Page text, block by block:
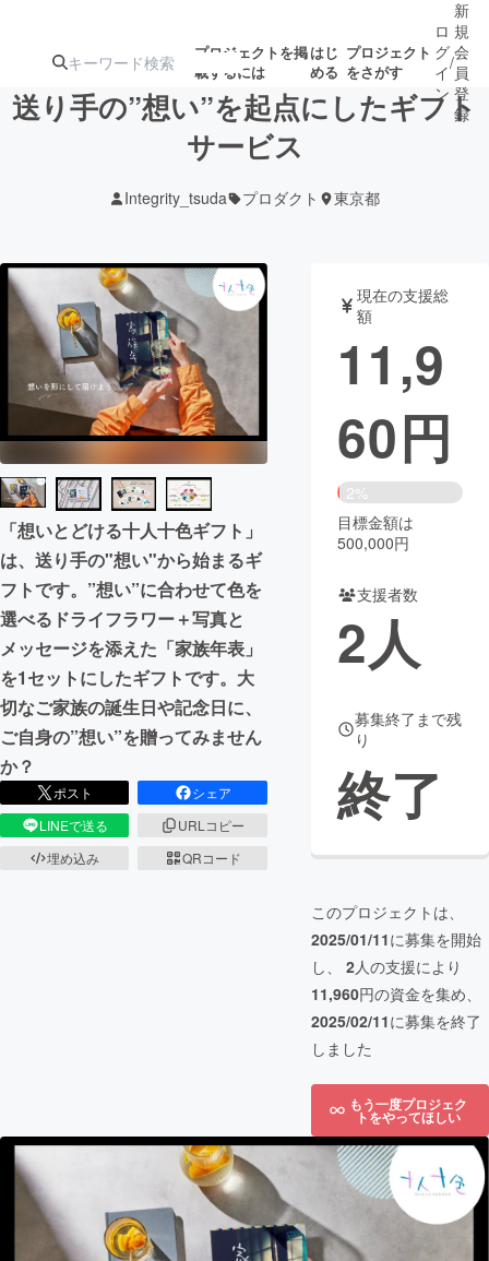
プロジェクトを掲
載するには
はじ
める
プロジェクト
をさがす
ターン
注目の新着プロ
ジェクト
募集終了が近いプ
ロジェクト
アート・写真 音楽
テクノロジー・ガジェット ゲーム・
映像・映画 書籍・雑誌
ビジネス・起業 チャレンジ
まちづくり・地域活性化
CAMPFIRE for Social Good
CAMPFIRE Creation
CAMPFIREふるさと納税
コミュニティ
ロ
グ
イ
ン
/
新
規
会
員
登
録
送り手の”想い”を起点にしたギフト
サービス
Integrity_tsuda プロダクト 東京都
「想いとどける十人十色ギフト」
は、送り手の"想い"から始まるギ
フトです。”想い”に合わせて色を
選べるドライフラワー＋写真と
メッセージを添えた「家族年表」
を1セットにしたギフトです。大
切なご家族の誕生日や記念日に、
ご自身の”想い”を贈ってみません
か？
ポスト
シェア
LINEで送る
URLコピー
埋め込み
QRコード
現在の支援総
額
11,9
60円
2%
目標金額は
500,000円
支援者数
2人
募集終了まで残
り
終了
このプロジェクトは、
2025/01/11に募集を開始
し、 2人の支援により
11,960円の資金を集め、
2025/02/11に募集を終了
しました
もう一度プロジェク
トをやってほしい